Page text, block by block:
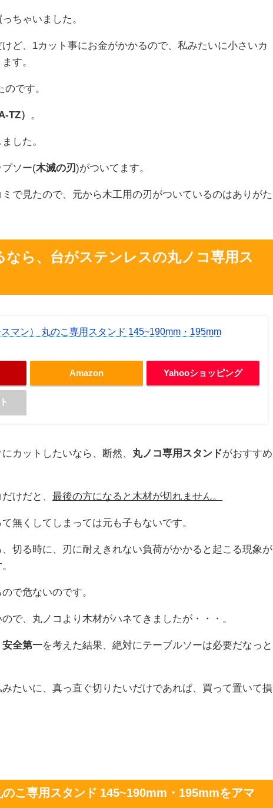
っちゃいました。
ど、1カット事にお金がかかるので、私みたいに小さいカ
す。
です。
TZ）
した。
プソー(木滅の刃)がついてます。
で見たので、元から木工用の刃がついているのはありがた
ら、台がステンレスの丸ノコ専用ス
マン） 丸のこ専用スタンド 145~190mm・195mm
Amazon Yahooショッピング
カットしたいなら、断然、 丸ノコ専用スタンドがおすすめ
けだと、 最後の方になると木材が切れません。
無くしてしまっては元も子もないです。
、切る時に、刃に耐えきれない負荷がかかると起こる現象が
で危ないのです。
で、丸ノコより木材がハネてきましたが・・・。
安全第一を考えた結果、絶対にテーブルソーは必要だなっと
たいに、真っ直ぐ切りたいだけであれば、買って置いて損
こ専用スタンド 145~190mm・195mmをアマ